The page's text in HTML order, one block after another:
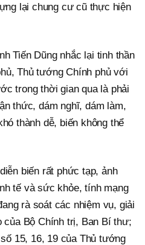
lại chung cư cũ thực hiện
Tiến Dũng nhắc lại tinh thần
Thủ tướng Chính phủ với
trong thời gian qua là phải
thức, dám nghĩ, dám làm,
thành dễ, biến không thể
biến rất phức tạp, ảnh
tế và sức khỏe, tính mạng
rà soát các nhiệm vụ, giải
của Bộ Chính trị, Ban Bí thư;
15, 16, 19 của Thủ tướng